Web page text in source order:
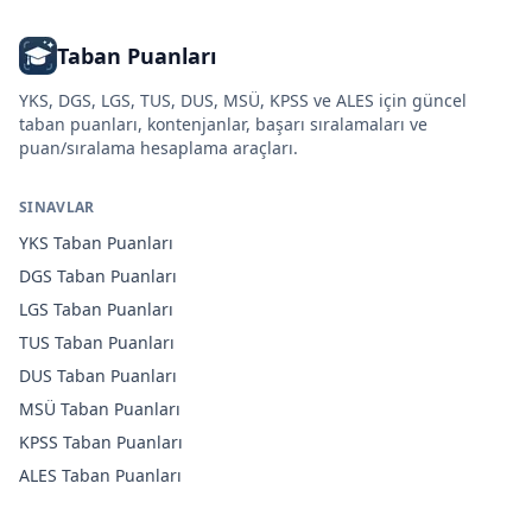
Taban Puanları
YKS, DGS, LGS, TUS, DUS, MSÜ, KPSS ve ALES için güncel
taban puanları, kontenjanlar, başarı sıralamaları ve
puan/sıralama hesaplama araçları.
SINAVLAR
YKS Taban Puanları
DGS Taban Puanları
LGS Taban Puanları
TUS Taban Puanları
DUS Taban Puanları
MSÜ Taban Puanları
KPSS Taban Puanları
ALES Taban Puanları